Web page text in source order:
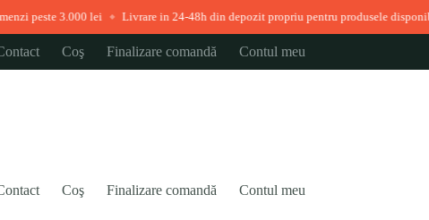
lei ◆ Livrare in 24-48h din depozit propriu pentru produsele disponibile imediat ◆
Coş Finalizare comandă Contul meu
Coş Finalizare comandă Contul meu